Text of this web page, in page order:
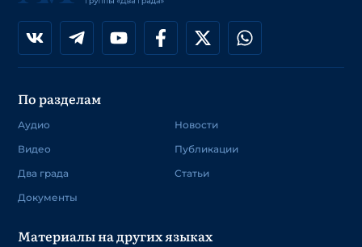
По разделам
Аудио
Видео
Два града
Документы
Новости
Публикации
Статьи
Материалы на других языках